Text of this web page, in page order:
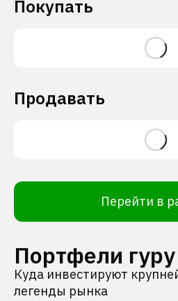
Покупать
Продавать
Перейти в
Портфели гуру
Куда инвестируют
легенды рынка